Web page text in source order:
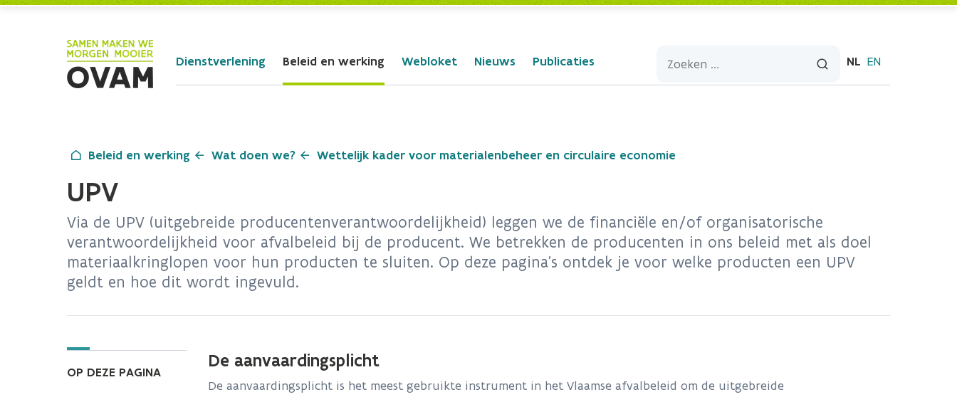
Dienstverlening Beleid en werking Webloket Nieuws Publicaties NL EN
Beleid en werking Wat doen we? Wettelijk kader voor materialenbeheer en circulaire economie
UPV
Via de UPV (uitgebreide producentenverantwoordelijkheid) leggen we de financiële en/of organisatorische
verantwoordelijkheid voor afvalbeleid bij de producent. We betrekken de producenten in ons beleid met als doel
materiaalkringlopen voor hun producten te sluiten. Op deze pagina’s ontdek je voor welke producten een UPV
geldt en hoe dit wordt ingevuld.
OP DEZE PAGINA
De aanvaardingsplicht
De aanvaardingsplicht is het meest gebruikte instrument in het Vlaamse afvalbeleid om de uitgebreide